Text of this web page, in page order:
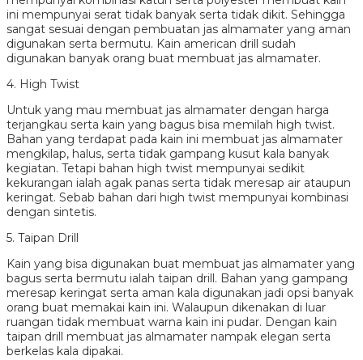
ini mempunyai serat tidak banyak serta tidak dikit. Sehingga
sangat sesuai dengan pembuatan jas almamater yang aman
digunakan serta bermutu. Kain american drill sudah
digunakan banyak orang buat membuat jas almamater.
4. High Twist
Untuk yang mau membuat jas almamater dengan harga
terjangkau serta kain yang bagus bisa memilah high twist.
Bahan yang terdapat pada kain ini membuat jas almamater
mengkilap, halus, serta tidak gampang kusut kala banyak
kegiatan. Tetapi bahan high twist mempunyai sedikit
kekurangan ialah agak panas serta tidak meresap air ataupun
keringat. Sebab bahan dari high twist mempunyai kombinasi
dengan sintetis.
5. Taipan Drill
Kain yang bisa digunakan buat membuat jas almamater yang
bagus serta bermutu ialah taipan drill. Bahan yang gampang
meresap keringat serta aman kala digunakan jadi opsi banyak
orang buat memakai kain ini. Walaupun dikenakan di luar
ruangan tidak membuat warna kain ini pudar. Dengan kain
taipan drill membuat jas almamater nampak elegan serta
berkelas kala dipakai.